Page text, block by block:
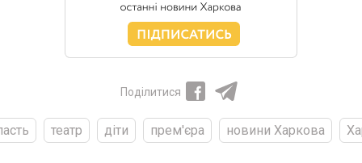
Поділитися
театр діти прем'єра новини Харкова